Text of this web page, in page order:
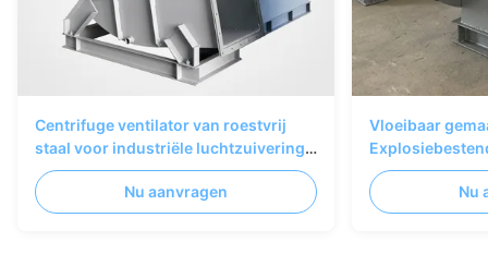
Centrifuge ventilator van roestvrij
staal voor industriële luchtzuivering
en ventilatiesystemen
Nu aanvragen
Vloeibaar
Nu